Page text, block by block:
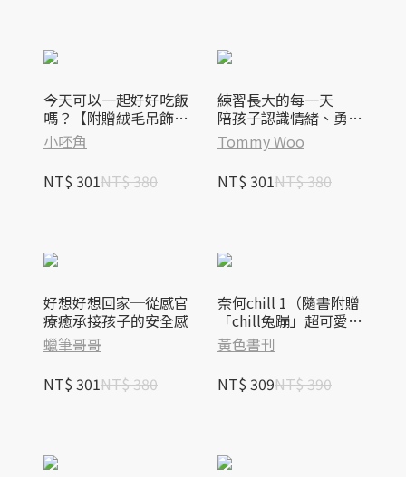
今天可以一起好好吃飯
嗎？【附贈絨毛吊飾】
─讓餐桌變快樂的魔
法：全家人SEL情緒學
習繪本
小呸角
NT$ 301NT$ 380
練習長大的每一天──
陪孩子認識情緒、勇氣
與愛的成長繪本
Tommy Woo
NT$ 301NT$ 380
好想好想回家─從感官
療癒承接孩子的安全感
蠟筆哥哥
NT$ 301NT$ 380
奈何chill 1（隨書附贈
「chill兔蹦」超可愛透
卡）
黃色書刊
NT$ 309NT$ 390